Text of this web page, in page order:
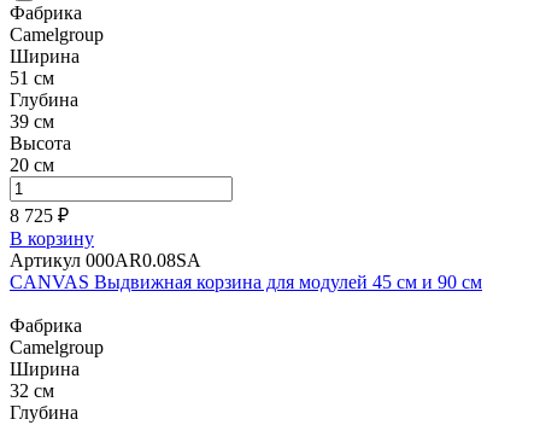
Фабрика
Camelgroup
Ширина
51 см
Глубина
39 см
Высота
20 см
8 725 ₽
В корзину
Артикул 000AR0.08SA
CANVAS Выдвижная корзина для модулей 45 см и 90 см
Фабрика
Camelgroup
Ширина
32 см
Глубина